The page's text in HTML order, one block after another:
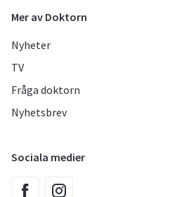
Mer av Doktorn
Nyheter
TV
Fråga doktorn
Nyhetsbrev
Sociala medier